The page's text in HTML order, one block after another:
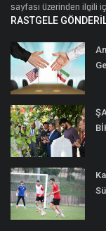
sayfası üzerinden ilgili
RASTGELE